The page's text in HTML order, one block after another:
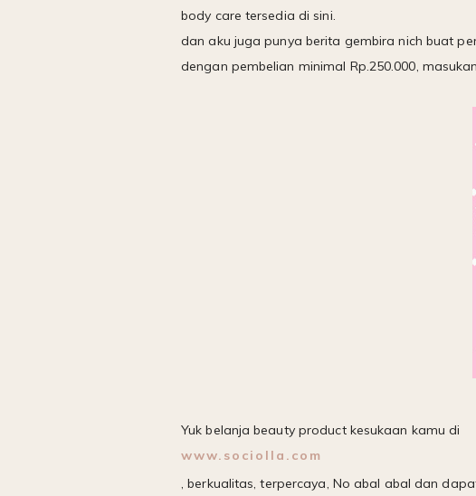
body care tersedia di sini.
dan aku juga punya berita gembira nich buat
dengan pembelian minimal Rp.250.000,
Yuk belanja beauty product kesukaan kamu di
www.sociolla.com
, berkualitas, terpercaya, No abal abal dan